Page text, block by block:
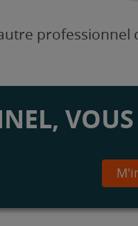
professionnel